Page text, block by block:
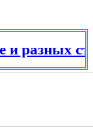
странах